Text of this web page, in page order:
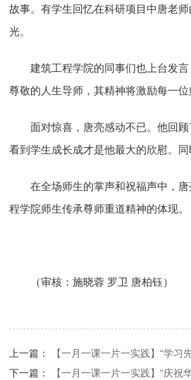
故事。有学生回忆在科研项目中唐老
光。
建筑工程学院的同事们也上台发
尊敬的人生导师，其精神将激励每一位
面对惊喜，唐亮感动不已。他回
看到学生成长成才是他最大的欣慰。
在全场师生的掌声和祝福声中，
程学院师生传承尊师重道精神的体现。
（审核：施晓蓉 罗卫 唐柏钰）
上一篇：
【一月一课一片一实践】“学习
下一篇：
【一月一课一片一实践】“庆